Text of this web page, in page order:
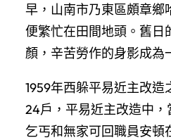
早，山南市乃東區頗章鄉
便繁忙在田間地頭。舊日
顏，辛苦勞作的身影成為
1959年西躲平易近主改造
24戶，平易近主改造中
乞丐和無家可回職員安頓